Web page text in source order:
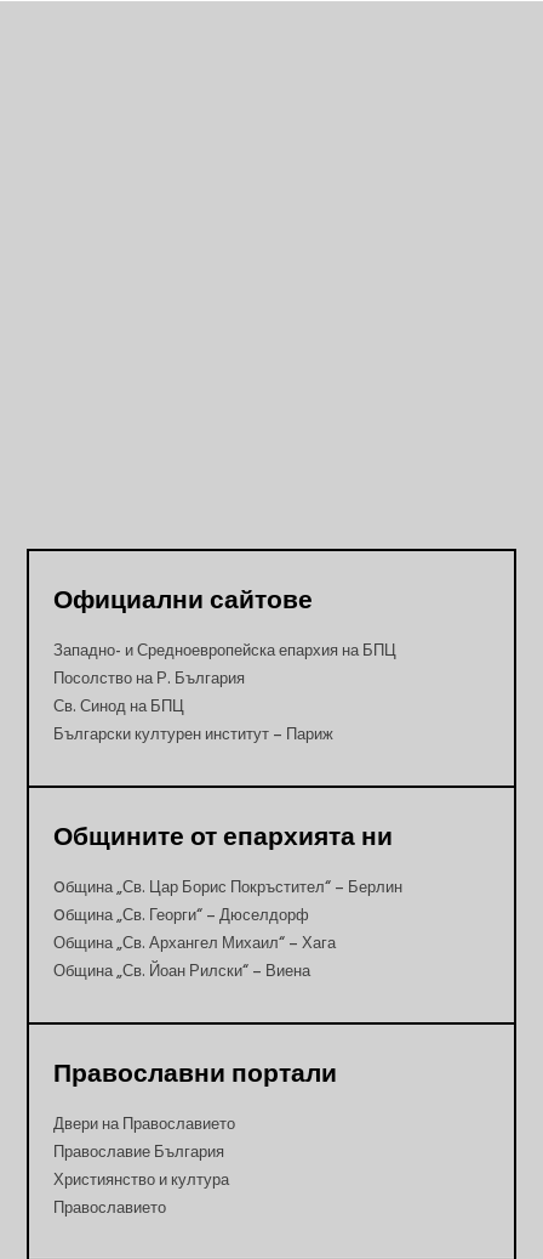
Официални сайтове
Западно- и Средноевропейска епархия на БПЦ
Посолство на Р. България
Св. Синод на БПЦ
Български културен институт – Париж
Общините от епархията ни
Oбщина „Св. Цар Борис Покръстител“ – Берлин
Oбщина „Св. Георги“ – Дюселдорф
Община „Св. Архангел Михаил“ – Хага
Община „Св. Йоан Рилски“ – Виена
Православни портали
Двери на Православието
Православие България
Християнство и култура
Православието